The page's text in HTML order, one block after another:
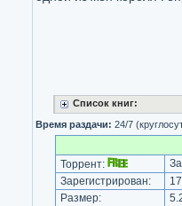
Список книг:
Время раздачи: 24/7
Торрент:
Зарегистрирован:
Размер: